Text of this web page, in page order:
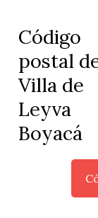
Código
postal
Villa de
Leyva
Boyacá